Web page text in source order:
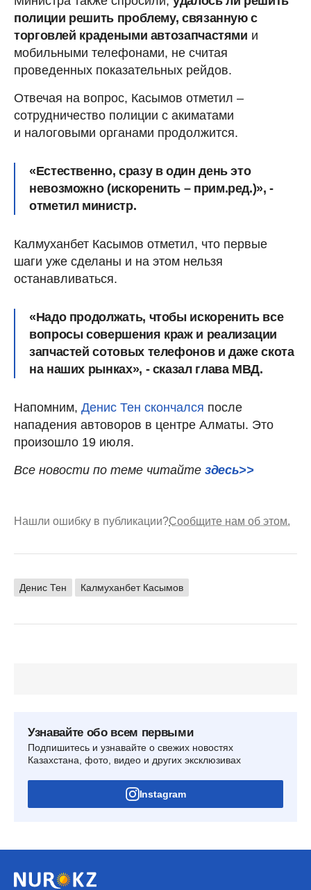
полиции решить проблему, связанную с
торговлей крадеными автозапчастями и
мобильными телефонами, не считая
проведенных показательных рейдов.
Отвечая на вопрос, Касымов отметил –
сотрудничество полиции с акиматами
и налоговыми органами продолжится.
«Естественно, сразу в один день это
невозможно (искоренить – прим.ред.)», -
отметил министр.
Калмуханбет Касымов отметил, что первые
шаги уже сделаны и на этом нельзя
останавливаться.
«Надо продолжать, чтобы искоренить все
вопросы совершения краж и реализации
запчастей сотовых телефонов и даже скота
на наших рынках», - сказал глава МВД.
Напомним, Денис Тен скончался после
нападения автоворов в центре Алматы. Это
произошло 19 июля.
Все новости по теме читайте здесь>>
Нашли ошибку в публикации?Сообщите нам об этом.
Денис Тен Калмуханбет Касымов
Узнавайте обо всем первыми
Подпишитесь и узнавайте о свежих новостях
Казахстана, фото, видео и других эксклюзивах
Instagram